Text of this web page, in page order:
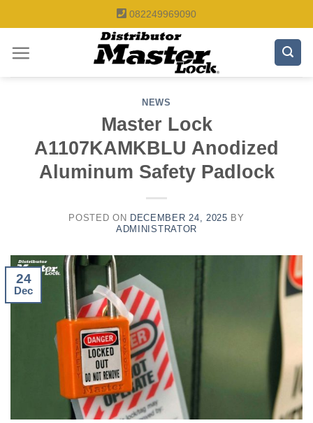
to
content
082249969090
NEWS
Master Lock
A1107KAMKBLU Anodized
Aluminum Safety Padlock
POSTED ON DECEMBER 24, 2025 BY
ADMINISTRATOR
24
Dec